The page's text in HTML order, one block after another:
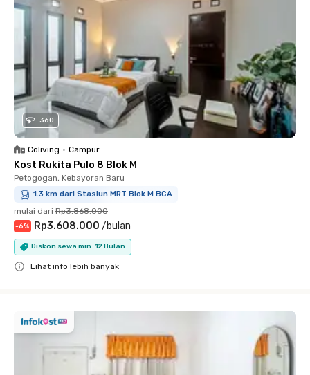
360
Coliving • Campur
Kost Rukita Pulo 8 Blok M
Petogogan, Kebayoran Baru
1.3 km dari Stasiun MRT Blok M BCA
mulai dari Rp3.868.000
-6% Rp3.608.000 /bulan
Diskon sewa min. 12 Bulan
Lihat info lebih banyak